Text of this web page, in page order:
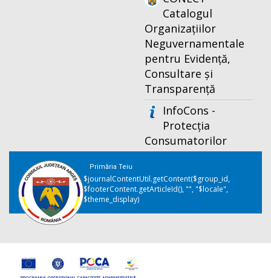
Catalogul
Organizațiilor
Neguvernamentale
pentru Evidență,
Consultare și
Transparență
InfoCons -
Protecția
Consumatorilor
Primăria Teiu
$journalContentUtil.getContent($group_id,
$footerContent.getArticleId(), "", "$locale",
$theme_display)